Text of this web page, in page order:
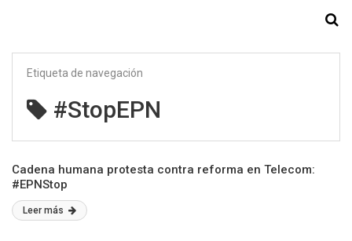
Etiqueta de navegación
#StopEPN
Cadena humana protesta contra reforma en Telecom:
#EPNStop
Leer más